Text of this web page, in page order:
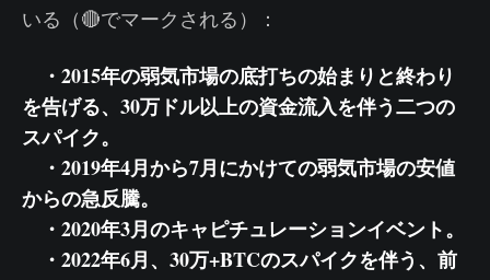
いる（🔴でマークされる）：
・2015年の弱気市場の底打ちの始まりと終わり
を告げる、30万ドル以上の資金流入を伴う二つの
スパイク。
・2019年4月から7月にかけての弱気市場の安値
からの急反騰。
・2020年3月のキャピチュレーションイベント。
・2022年6月、30万+BTCのスパイクを伴う、前